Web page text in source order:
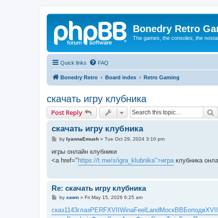
Bonedry Retro
The games, the consoles, the
Quick links FAQ
Bonedry Retro Board index Retro Gaming
скачать игру клубника
Post Reply
скачать игру клубника
P
s
t
by IyannaEmush» Tue Oct 29, 2024 3:10 pm
игры онлайн клубники
<a href="https://t.me/s/igra_klubnika">игра клубника
Re: скачать игру клубника
P
s
t
by xawn» Fri May 15, 2026 6:25 am
сказ1143глазPERFXVII WinaFeel Land МоскВВБоподвXVII